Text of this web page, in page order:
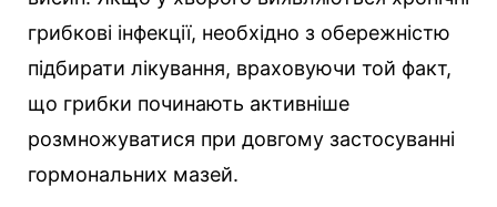
грибкові інфекції, необхідно з обережністю
підбирати лікування, враховуючи той факт,
що грибки починають активніше
розмножуватися при довгому застосуванні
гормональних мазей.